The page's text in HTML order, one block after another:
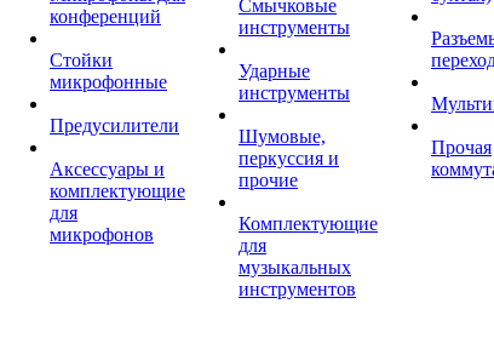
конференций
Стойки
микрофонные
Предусилители
Аксессуары и
комплектующие
для
микрофонов
Смычковые
инструменты
Ударные
инструменты
Шумовые,
перкуссия и
прочие
Комплектующие
для
музыкальных
инструментов
Прочая